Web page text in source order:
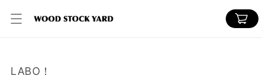
ンツに
進む
ー
LABO！